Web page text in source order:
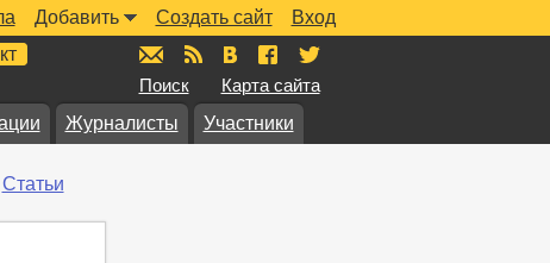
Вход
Создать сайт
Добавить
Поиск Карта сайта
Журналисты Участники
Статьи